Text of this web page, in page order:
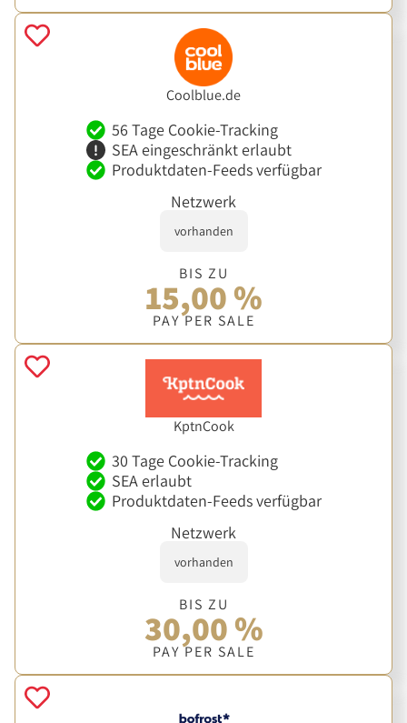
Coolblue.de
56 Tage Cookie-Tracking
SEA eingeschränkt erlaubt
Produktdaten-Feeds verfügbar
Netzwerk
vorhanden
BIS ZU
15,00 %
PAY PER SALE
KptnCook
30 Tage Cookie-Tracking
SEA erlaubt
Produktdaten-Feeds verfügbar
Netzwerk
vorhanden
BIS ZU
30,00 %
PAY PER SALE